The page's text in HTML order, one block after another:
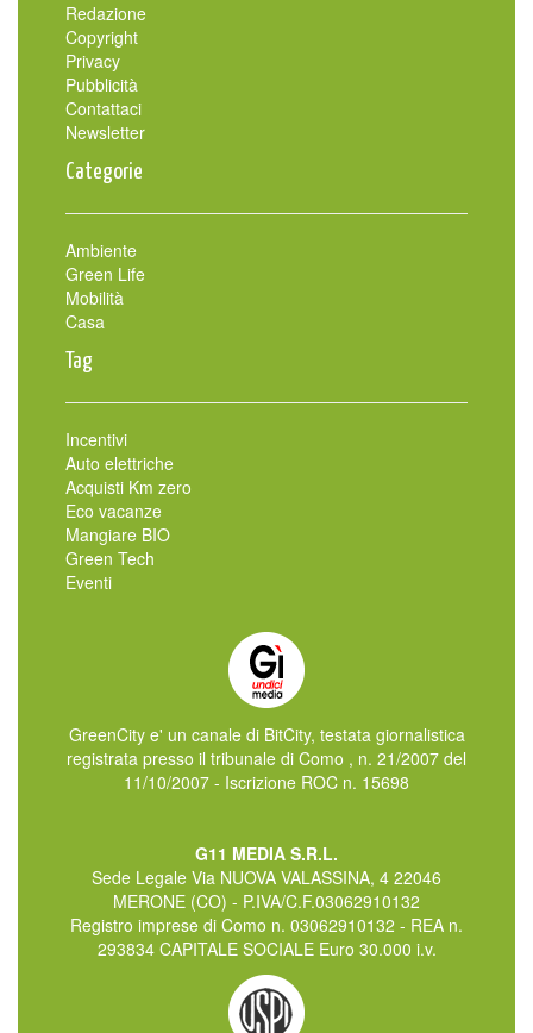
Redazione
Copyright
Privacy
Pubblicità
Contattaci
Newsletter
Categorie
Ambiente
Green Life
Mobilità
Casa
Tag
Incentivi
Auto elettriche
Acquisti Km zero
Eco vacanze
Mangiare BIO
Green Tech
Eventi
GreenCity e' un canale di BitCity, testata giornalistica
registrata presso il tribunale di Como , n. 21/2007 del
11/10/2007 - Iscrizione ROC n. 15698
G11 MEDIA S.R.L.
Sede Legale Via NUOVA VALASSINA, 4 22046
MERONE (CO) - P.IVA/C.F.03062910132
Registro imprese di Como n. 03062910132 - REA n.
293834 CAPITALE SOCIALE Euro 30.000 i.v.